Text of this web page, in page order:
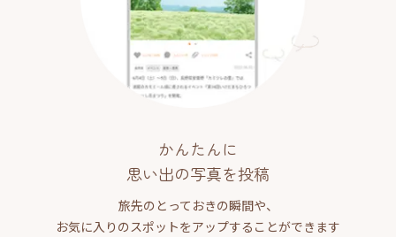
かんたんに
思い出の写真を投稿
旅先のとっておきの瞬間や、
お気に入りのスポットをアップすることができます